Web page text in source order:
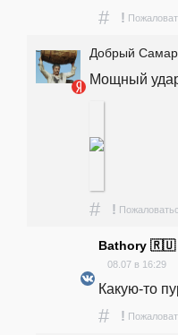
# !
Добрый
Мощный
# !
Bathory 🇷🇺
08.07 в 16:29
Какую-то
# !